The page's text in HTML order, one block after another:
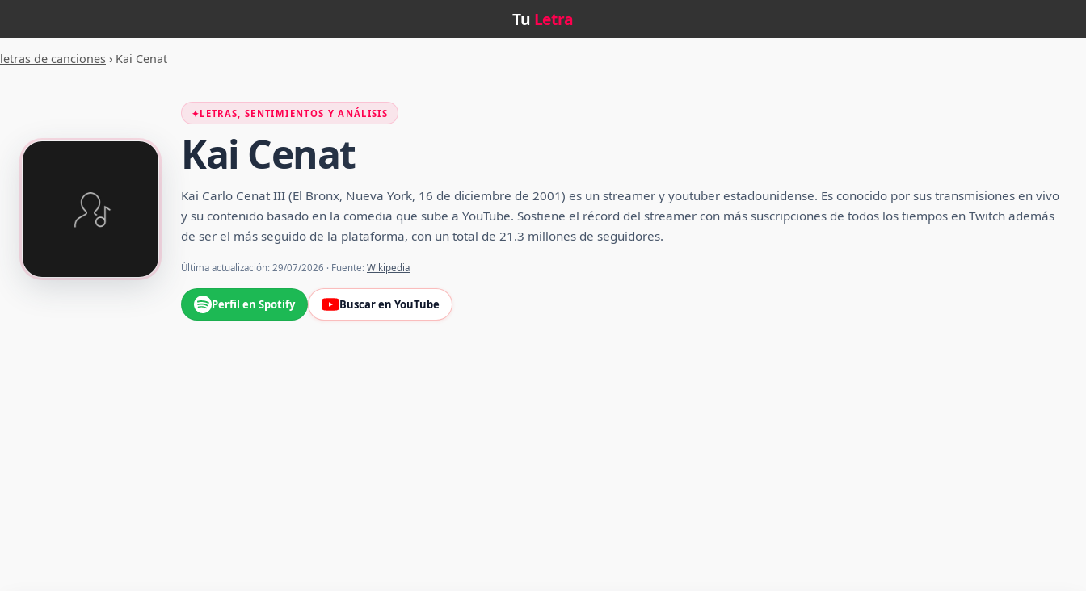
Tu Letra
letras de canciones › Kai Cenat
✦LETRAS, SENTIMIENTOS Y ANÁLISIS
Kai Cenat
Kai Carlo Cenat III (El Bronx, Nueva York, 16 de diciembre de 2001) es un streamer y youtuber estadounidense.​ Es conocido por sus transmisiones en vivo
y su contenido basado en la comedia que sube a YouTube. Sostiene el récord del streamer con más suscripciones de todos los tiempos en Twitch además
de ser el más seguido de la plataforma, con un total de 21.3 millones de seguidores.
Última actualización: 29/07/2026 · Fuente: Wikipedia
Perfil en Spotify Buscar en YouTube